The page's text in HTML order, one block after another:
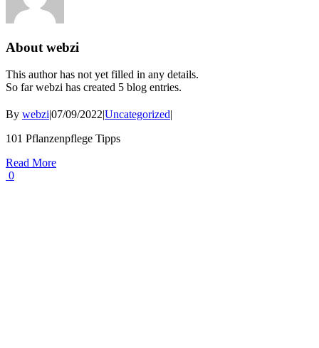
About webzi
This author has not yet filled in any details.
So far webzi has created 5 blog entries.
By webzi|07/09/2022|Uncategorized|
101 Pflanzenpflege Tipps
Read More
0